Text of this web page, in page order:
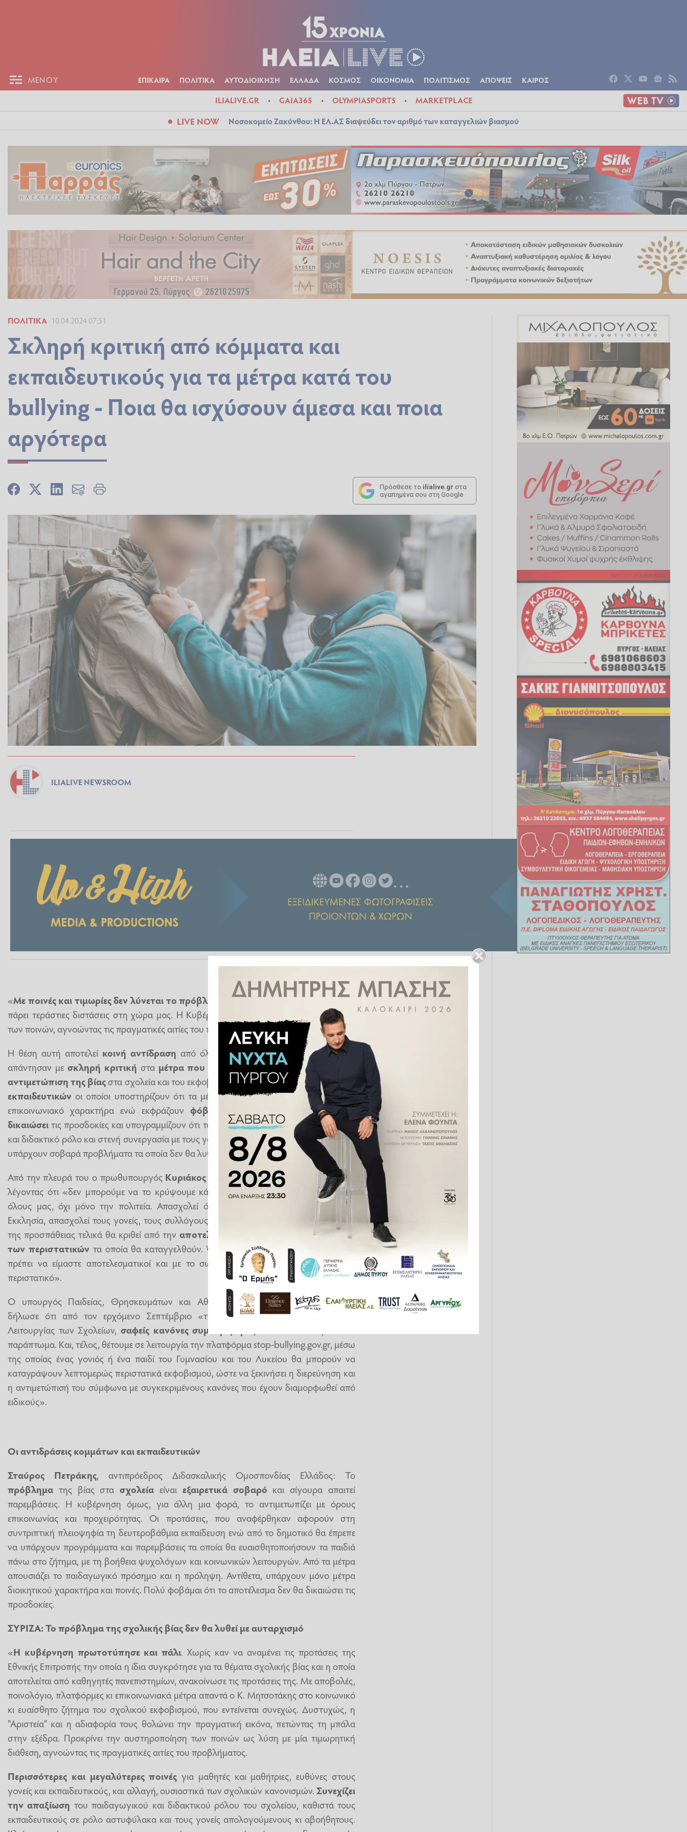
ΜΕΝΟΥ ΕΠΙΚΑΙΡΑ ΠΟΛΙΤΙΚΑ ΑΥΤΟΔΙΟΙΚΗΣΗ ΕΛΛΑΔΑ ΚΟΣΜΟΣ ΟΙΚΟΝΟΜΙΑ ΠΟΛΙΤΙΣΜΟΣ ΑΠΟΨΕΙΣ ΚΑΙΡΟΣ
ILIALIVE.GR GAIA365 OLYMPIASPORTS MARKETPLACE
LIVE NOW Νοσοκομείο Ζακύνθου: Η ΕΛ.ΑΣ διαψεύδει τον αριθμό των καταγγελιών βιασμού
ΠΟΛΙΤΙΚΆ 10.04.2024 07:51
Σκληρή κριτική από κόμματα και
εκπαιδευτικούς για τα μέτρα κατά του
bullying - Ποια θα ισχύσουν άμεσα και ποια
αργότερα
Πρόσθεσε το ilialive.gr στα
αγαπημένα σου στη Google
ILIALIVE NEWSROOM
«Με ποινές και τιμωρίες δεν λύνεται το πρόβλημα τηςσχολικής βίαςτο οποίο έχει
πάρει τεράστιες διστάσεις στη χώρα μας. Η Κυβέρνηση προκρίνει την αυστηροποίηση
των ποινών, αγνοώντας τις πραγματικές αιτίες του προβλήματος».
Η θέση αυτή αποτελεί κοινή αντίδραση από όλα τα κόμματα της Βουλής τα οποία
απάντησαν με σκληρή κριτική στα μέτρα που ανακοίνωσε η κυβέρνηση
αντιμετώπιση της βίαςστα σχολεία και του εκφοβισμού. Ανάλογη είναι και η θέσητων
εκπαιδευτικών οι οποίοι υποστηρίζουν ότι τα μέτρα μοιάζουν να έχουν περισσότερο
επικοινωνιακό χαρακτήρα ενώ εκφράζουν φόβους
το αποτέλεσμα δεν θα
δικαιώσειτις προσδοκίες και υπογραμμίζουν ότι το σχολείο πρέπει να έχει παιδαγωγικό
και διδακτικό ρόλο και στενή συνεργασία με τους γονείς καθώς μέσα στα ελληνικά σπίτια
υπάρχουν σοβαρά προβλήματα τα οποία δεν θα λυθούν με τιμωρίες.
Από την πλευρά του ο πρωθυπουργός Κυριάκος Μητσοτάκηςαναφέρθηκε στο θέμα
λέγοντας ότι «δεν μπορούμε να το κρύψουμε κάτω από το χαλί, υπάρχει. Απασχολεί
όλους μας, όχι μόνο την πολιτεία. Απασχολεί όλους τους θεσμούς, απασχολεί την
Εκκλησία, απασχολεί τους γονείς, τους συλλόγους των γονέων. Η επιτυχία όλης αυτής
της προσπάθειας τελικά θα κριθεί από την αποτελεσματικότητά
διαχείριση
των περιστατικών τα οποία θα καταγγελθούν. Όταν θα γίνει η καταγγελία, μετά θα
πρέπει να είμαστε αποτελεσματικοί και με το σωστό τρόπο να αντιμετωπίσουμε το
περιστατικό».
Ο υπουργός Παιδείας, Θρησκευμάτων και ΑθλητισμούΚυριάκος Πιερρακάκης
δήλωσε ότι από τον ερχόμενο Σεπτέμβριο «τίθεται σε ισχύ ο νέος Κανονισμός
Λειτουργίας των Σχολείων, σαφείς κανόνες συμπεριφοράς
παράπτωμα. Και, τέλος, θέτουμε σε λειτουργία την πλατφόρμα stop-bullying.gov.gr, μέσω
της οποίας ένας γονιός ή ένα παιδί του Γυμνασίου και του Λυκείου θα μπορούν να
καταγράψουν λεπτομερώς περιστατικά εκφοβισμού, ώστε να ξεκινήσει η διερεύνηση και
η αντιμετώπισή του σύμφωνα με συγκεκριμένους κανόνες που έχουν διαμορφωθεί από
ειδικούς».
Οι αντιδράσεις κομμάτων και εκπαιδευτικών
Σταύρος Πετράκης, αντιπρόεδρος Διδασκαλικής Ομοσπονδίας Ελλάδος: Το
πρόβλημα της βίας στασχολεία είναι εξαιρετικά σοβαρό και σίγουρα απαιτεί
παρεμβάσεις. Η κυβέρνηση όμως, για άλλη μια φορά, το αντιμετωπίζει με όρους
επικοινωνίας και προχειρότητας. Οι προτάσεις, που αναφέρθηκαν αφορούν στη
συντριπτική πλειοψηφία τη δευτεροβάθμια εκπαίδευση ενώ από το δημοτικό θα έπρεπε
να υπάρχουν προγράμματα και παρεμβάσεις τα οποία θα ευαισθητοποιήσουν τα παιδιά
πάνω στο ζήτημα, με τη βοήθεια ψυχολόγων και κοινωνικών λειτουργών. Από τα μέτρα
απουσιάζει το παιδαγωγικό πρόσημο και η πρόληψη. Αντίθετα, υπάρχουν μόνο μέτρα
διοικητικού χαρακτήρα και ποινές. Πολύ φοβάμαι ότι το αποτέλεσμα δεν θα δικαιώσει τις
προσδοκίες.
ΣΥΡΙΖΑ: Το πρόβλημα της σχολικής βίας δεν θα λυθεί με αυταρχισμό
«Η κυβέρνηση πρωτοτύπησε και πάλι. Χωρίς καν να αναμένει τις προτάσεις της
Εθνικής Επιτροπής την οποία η ίδια συγκρότησε για τα θέματα σχολικής βίας και η οποία
αποτελείται από καθηγητές πανεπιστημίων, ανακοίνωσε τις προτάσεις της. Με αποβολές,
ποινολόγιο, πλατφόρμες κι επικοινωνιακά μέτρα απαντά ο Κ. Μητσοτάκης στο κοινωνικό
κι ευαίσθητο ζήτημα του σχολικού εκφοβισμού, που εντείνεται συνεχώς. Δυστυχώς, η
"Αριστεία" και η αδιαφορία τους θολώνει την πραγματική εικόνα, πετώντας τη μπάλα
στην εξέδρα. Προκρίνει την αυστηροποίηση των ποινών ως λύση με μία τιμωρητική
διάθεση, αγνοώντας τις πραγματικές αιτίες του προβλήματος.
Περισσότερες και μεγαλύτερες ποινές για μαθητές και μαθήτριες, ευθύνες στους
γονείς και εκπαιδευτικούς, και αλλαγή, ουσιαστικά των σχολικών κανονισμών.Συνεχίζει
την απαξίωση του παιδαγωγικού και διδακτικού ρόλου του σχολείου, καθιστά τους
εκπαιδευτικούς σε ρόλο αστυφύλακα και τους γονείς απολογούμενους κι αβοήθητους.